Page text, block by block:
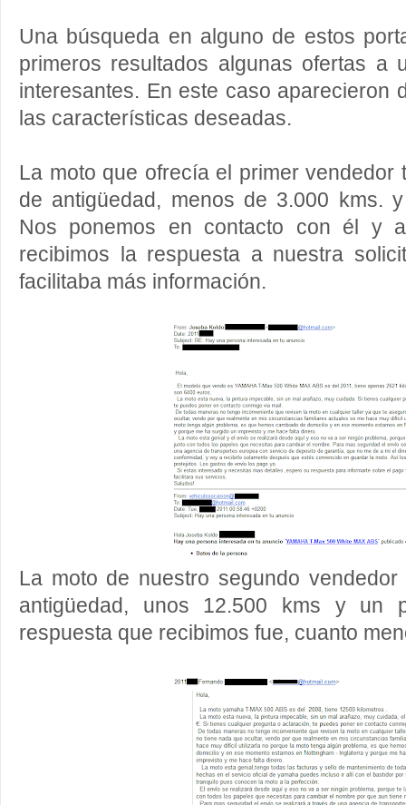
Una búsqueda en alguno de estos
primeros resultados algunas ofertas a
interesantes. En este caso aparecieron
las características deseadas.
La moto que ofrecía el primer vendedor
de antigüedad, menos de 3.000 kms.
Nos ponemos en contacto con él y
recibimos la respuesta a nuestra
facilitaba más información.
La moto de nuestro segundo
antigüedad, unos 12.500 kms y un
respuesta que recibimos fue, cuanto